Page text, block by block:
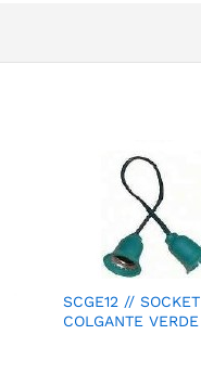
SCGE12 // SOCKET
COLGANTE VERDE